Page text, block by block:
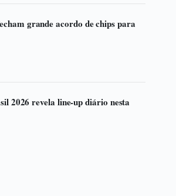
grande acordo de chips para
2026 revela line-up diário nesta